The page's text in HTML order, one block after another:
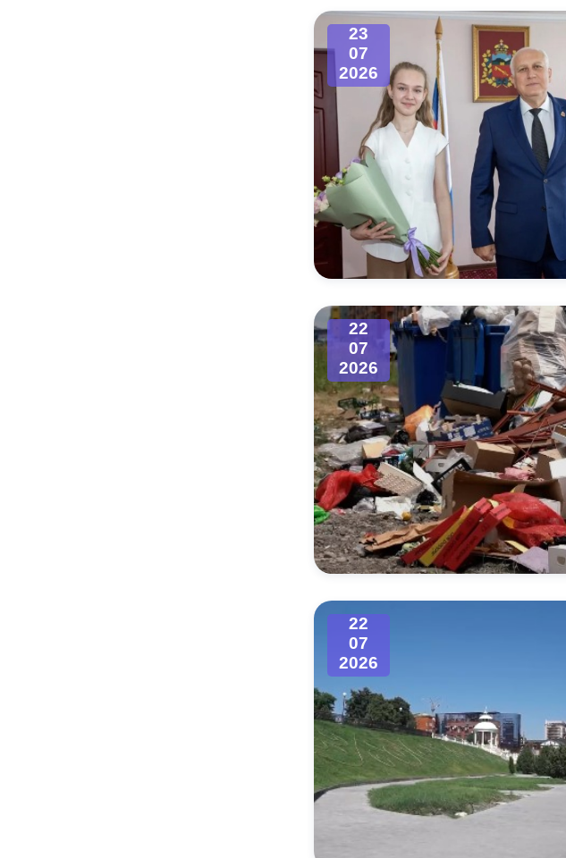
23
07
2026
22
07
2026
22
07
2026